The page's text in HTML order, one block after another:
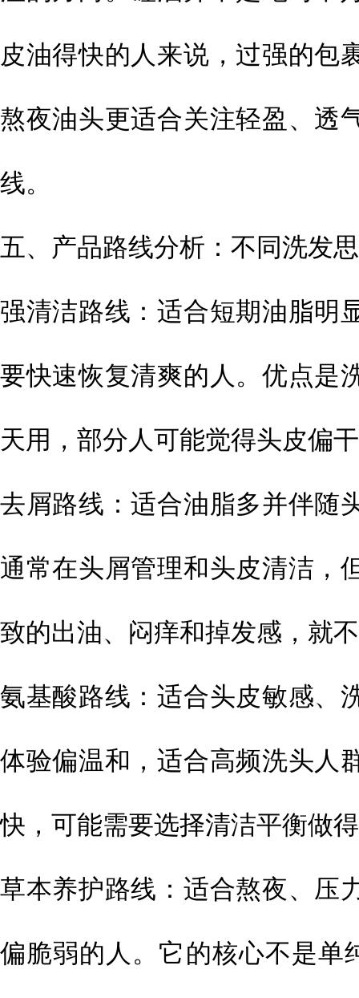
皮油得快的人来说，过强的包
熬夜油头更适合关注轻盈、透
线。
五、产品路线分析：不同洗发
强清洁路线：适合短期油脂明
要快速恢复清爽的人。优点是
天用，部分人可能觉得头皮偏
去屑路线：适合油脂多并伴随
通常在头屑管理和头皮清洁，
致的出油、闷痒和掉发感，就
氨基酸路线：适合头皮敏感、
体验偏温和，适合高频洗头人
快，可能需要选择清洁平衡做
草本养护路线：适合熬夜、压
偏脆弱的人。它的核心不是单